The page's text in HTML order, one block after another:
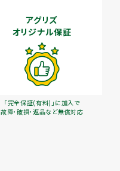
アグリズ
オリジナル保証
「完全保証(有料)」に加入で
故障・破損・返品など無償対応